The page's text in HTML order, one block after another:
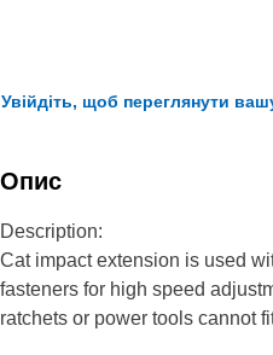
Увійдіть, щоб переглянути
Опис
Description:
Cat impact extension is used
fasteners for high speed
ratchets or power tools cannot